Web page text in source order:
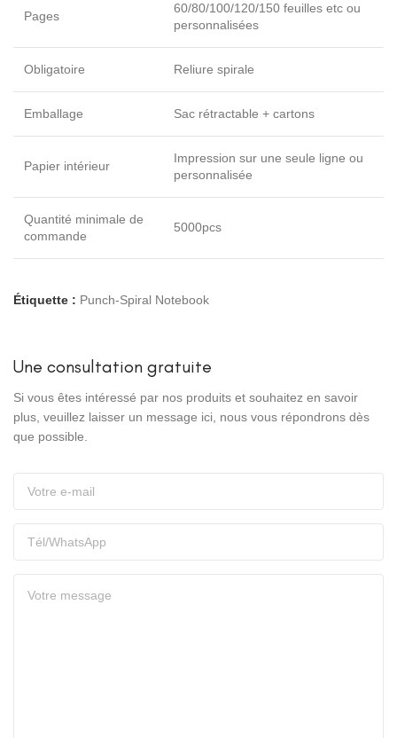
Pages
60/80/100/120/150 feuilles etc ou
personnalisées
Obligatoire Reliure spirale
Emballage Sac rétractable + cartons
Papier intérieur
Impression sur une seule ligne ou
personnalisée
Quantité minimale de
commande
5000pcs
Étiquette : Punch-Spiral Notebook
Une consultation gratuite
Si vous êtes intéressé par nos produits et souhaitez en savoir
plus, veuillez laisser un message ici, nous vous répondrons dès
que possible.